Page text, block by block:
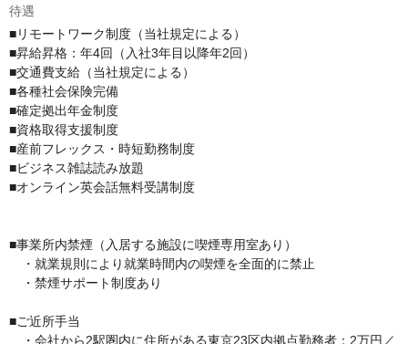
待遇
■リモートワーク制度（当社規定による）
■昇給昇格：年4回（入社3年目以降年2回）
■交通費支給（当社規定による）
■各種社会保険完備
■確定拠出年金制度
■資格取得支援制度
■産前フレックス・時短勤務制度
■ビジネス雑誌読み放題
■オンライン英会話無料受講制度
■事業所内禁煙（入居する施設に喫煙専用室あり）
・就業規則により就業時間内の喫煙を全面的に禁止
・禁煙サポート制度あり
■ご近所手当
・会社から2駅圏内に住所がある東京23区内拠点勤務者：2万円／